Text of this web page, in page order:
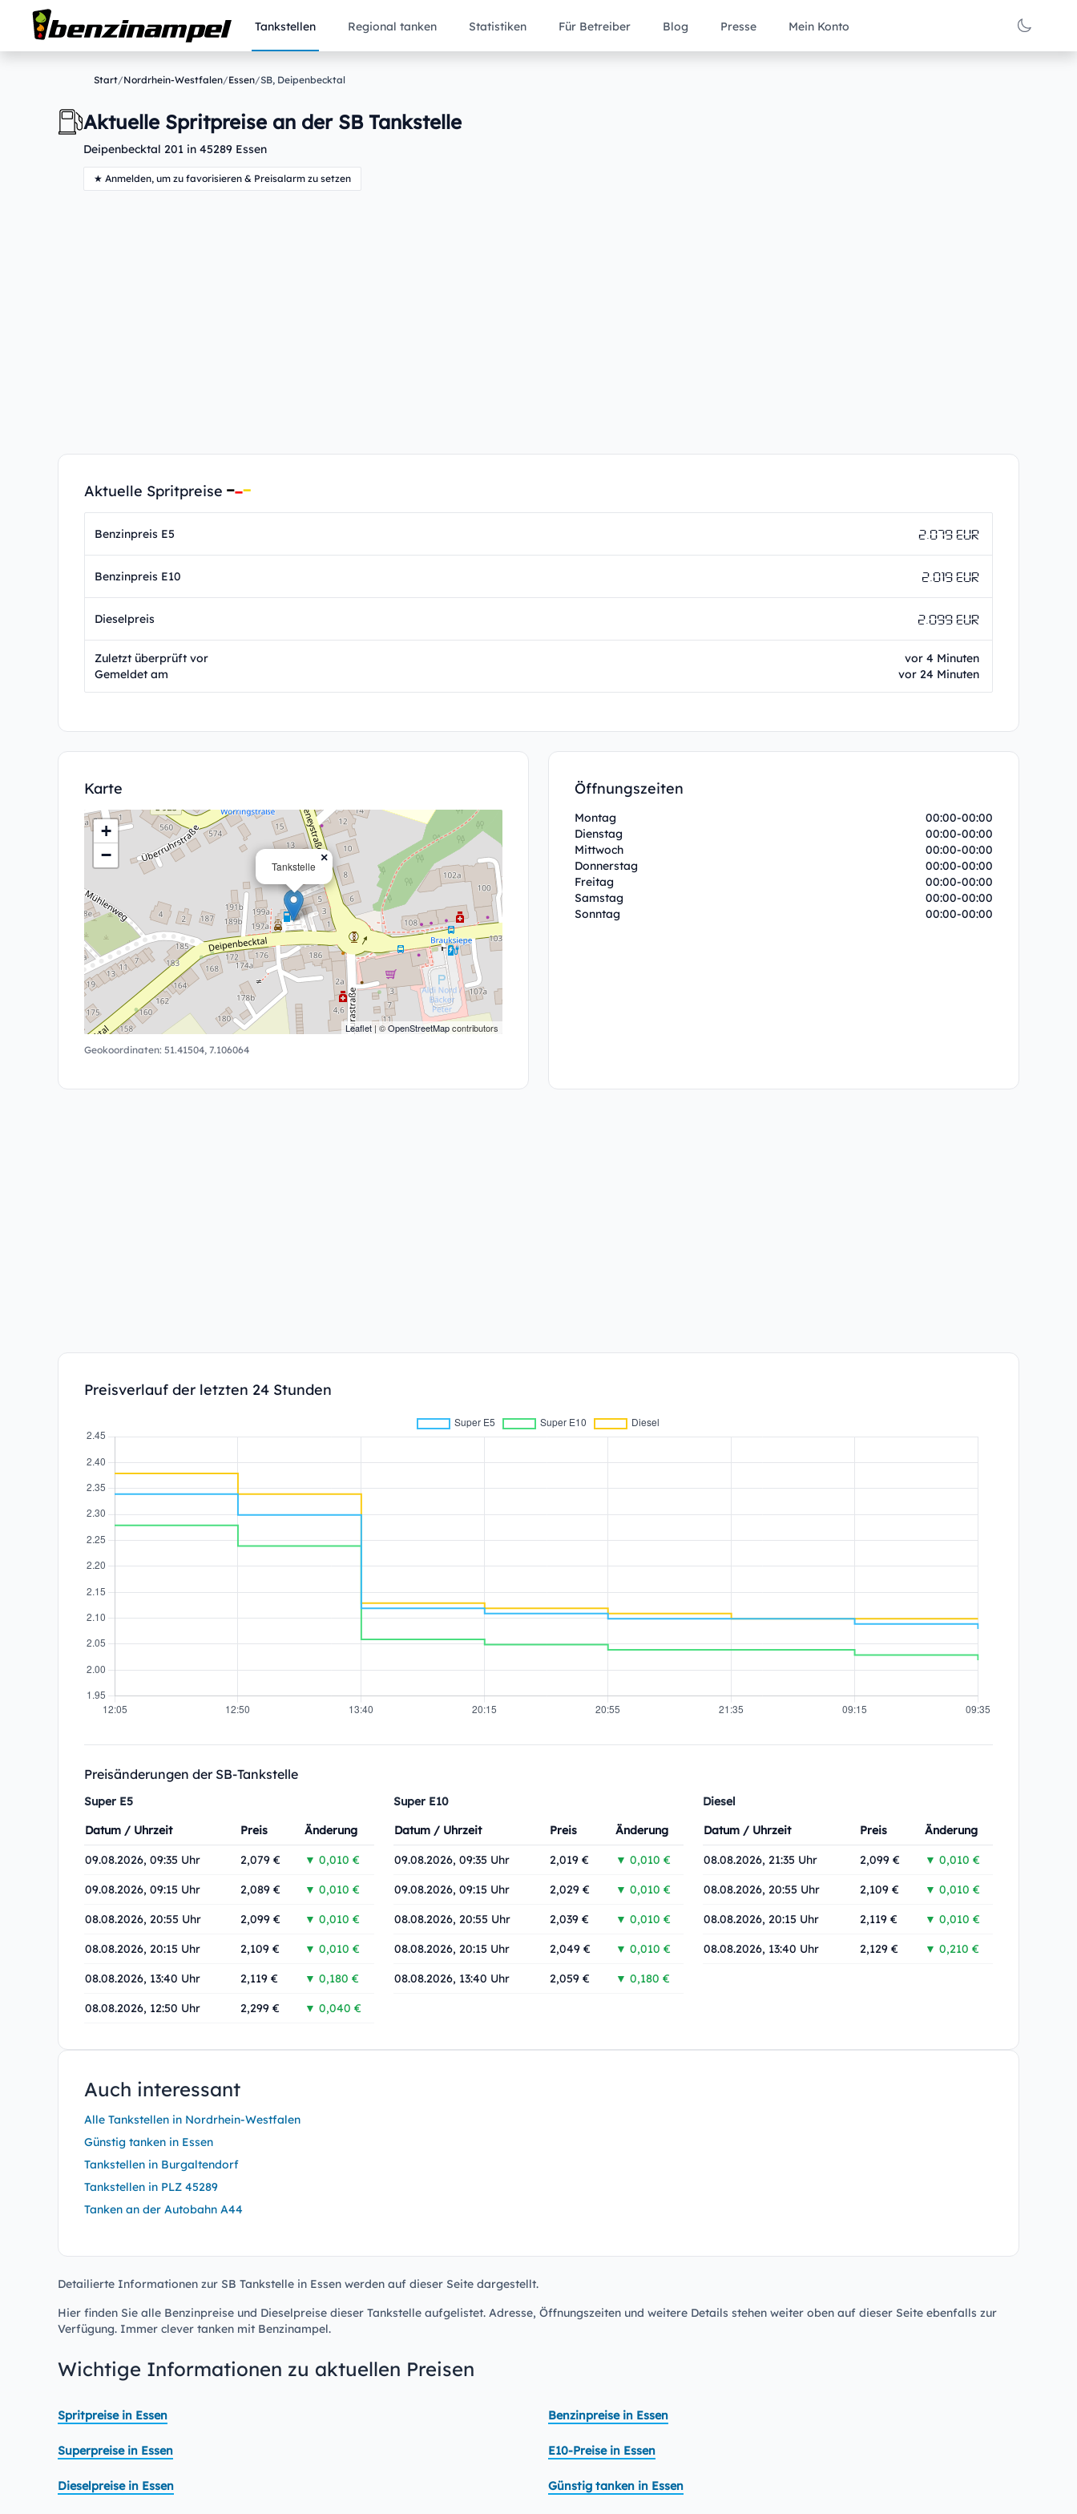
Tankstellen Regional tanken Statistiken Für Betreiber Blog Presse Mein Konto
Start/Nordrhein-Westfalen/Essen/SB, Deipenbecktal
Aktuelle Spritpreise an der SB Tankstelle
Deipenbecktal 201 in 45289 Essen
★ Anmelden, um zu favorisieren & Preisalarm zu setzen
Aktuelle Spritpreise
Benzinpreis E5 2.079 EUR
Benzinpreis E10 2.019 EUR
Dieselpreis 2.099 EUR
Zuletzt überprüft vor
Gemeldet am
vor 4 Minuten
vor 24 Minuten
Karte
Tankstelle
×
+
−
Leaflet | ©OpenStreetMapcontributors
Geokoordinaten: 51.41504, 7.106064
Öffnungszeiten
Montag
00:00-00:00
Dienstag
00:00-00:00
Mittwoch
00:00-00:00
Donnerstag
00:00-00:00
Freitag
00:00-00:00
Samstag
00:00-00:00
Sonntag
00:00-00:00
Preisverlauf der letzten 24 Stunden
Preisänderungen der SB-Tankstelle
Super E5
Datum / Uhrzeit
Preis Änderung
09.08.2026, 09:35 Uhr 2,079 € ▼ 0,010 €
09.08.2026, 09:15 Uhr 2,089 € ▼ 0,010 €
08.08.2026, 20:55 Uhr 2,099 € ▼ 0,010 €
08.08.2026, 20:15 Uhr 2,109 € ▼ 0,010 €
08.08.2026, 13:40 Uhr 2,119 € ▼ 0,180 €
08.08.2026, 12:50 Uhr 2,299 € ▼ 0,040 €
Super E10
Datum / Uhrzeit
Preis Änderung
09.08.2026, 09:35 Uhr 2,019 € ▼ 0,010 €
09.08.2026, 09:15 Uhr 2,029 € ▼ 0,010 €
08.08.2026, 20:55 Uhr 2,039 € ▼ 0,010 €
08.08.2026, 20:15 Uhr 2,049 € ▼ 0,010 €
08.08.2026, 13:40 Uhr 2,059 € ▼ 0,180 €
Diesel
Datum / Uhrzeit
Preis Änderung
08.08.2026, 21:35 Uhr 2,099 € ▼ 0,010 €
08.08.2026, 20:55 Uhr 2,109 € ▼ 0,010 €
08.08.2026, 20:15 Uhr 2,119 € ▼ 0,010 €
08.08.2026, 13:40 Uhr 2,129 € ▼ 0,210 €
Auch interessant
Alle Tankstellen in Nordrhein-Westfalen
Günstig tanken in Essen
Tankstellen in Burgaltendorf
Tankstellen in PLZ 45289
Tanken an der Autobahn A44
Detailierte Informationen zur SB Tankstelle in Essen werden auf dieser Seite dargestellt.
Hier finden Sie alle Benzinpreise und Dieselpreise dieser Tankstelle aufgelistet. Adresse, Öffnungszeiten und weitere Details stehen weiter oben auf dieser Seite ebenfalls zur
Verfügung. Immer clever tanken mit Benzinampel.
Wichtige Informationen zu aktuellen Preisen
Spritpreise in Essen Benzinpreise in Essen
Superpreise in Essen E10-Preise in Essen
Dieselpreise in Essen Günstig tanken in Essen